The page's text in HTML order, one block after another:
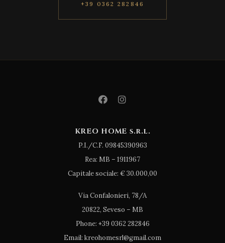
+39 0362 282846
KREO HOME s.r.l.
P.I./C.F. 09845390963
Rea: MB – 1911967
Capitale sociale: € 30.000,00
Via Confalonieri, 78/A
20822, Seveso – MB
Phone: +39 0362 282846
Email: kreohomesrl@gmail.com